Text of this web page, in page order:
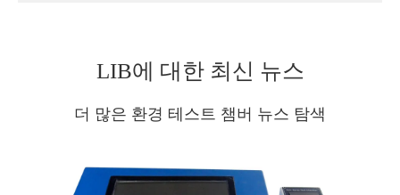
LIB에 대한 최신 뉴스
더 많은 환경 테스트 챔버 뉴스 탐색